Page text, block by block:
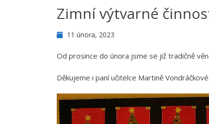
Zimní výtvarné
11 února, 2023
Od prosince do února jsme se již tradičně
Děkujeme i paní učitelce Martině Vondráčkové.